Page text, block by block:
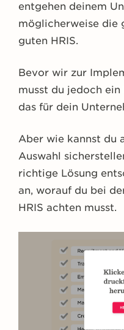
entgehen deinem
möglicherweise die
guten HRIS.
Bevor wir zur
musst du jedoch ein
das für dein
Aber wie kannst du
Auswahl
richtige Lösung
an, worauf du bei
HRIS achten musst.